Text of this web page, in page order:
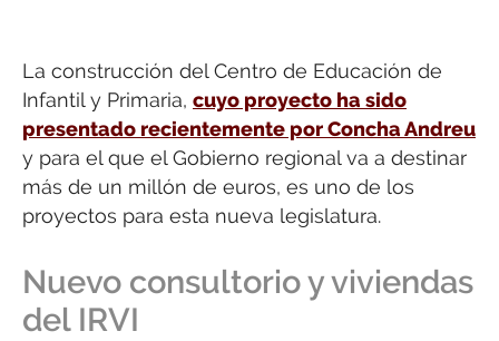
La construcción del Centro de Educación de
Infantil y Primaria, cuyo proyecto ha sido
presentado recientemente por Concha Andreu
y para el que el Gobierno regional va a destinar
más de un millón de euros, es uno de los
proyectos para esta nueva legislatura.
Nuevo consultorio y viviendas
del IRVI